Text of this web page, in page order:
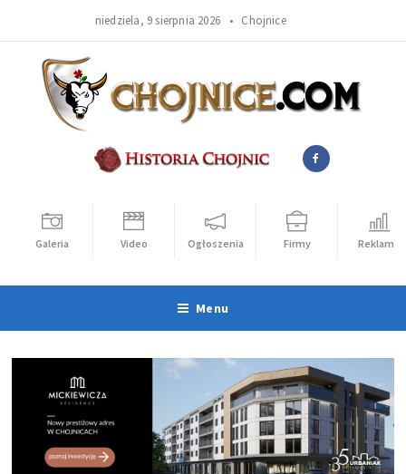
niedziela, 9 sierpnia 2026 • Chojnice
Galeria Video Ogłoszenia Firmy Reklama
Menu